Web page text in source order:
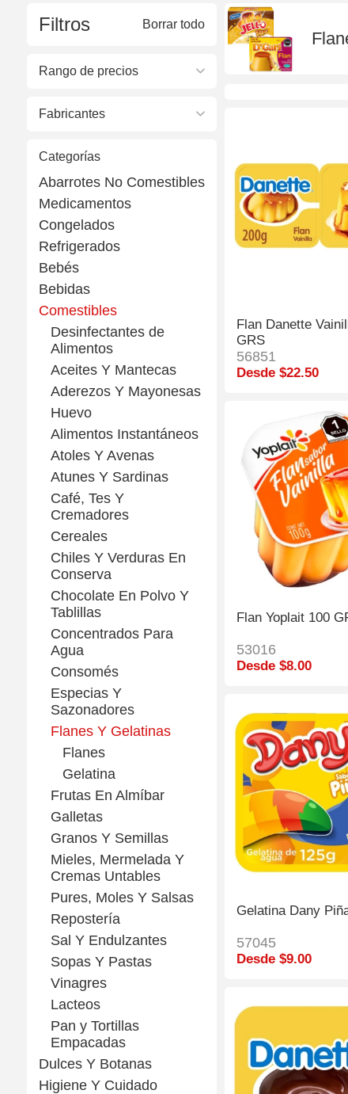
Filtros Borrar todo
Rango de precios
Fabricantes
Categorías
Abarrotes No Comestibles
Medicamentos
Congelados
Refrigerados
Bebés
Bebidas
Comestibles
Desinfectantes de
Alimentos
Aceites Y Mantecas
Aderezos Y Mayonesas
Huevo
Alimentos Instantáneos
Atoles Y Avenas
Atunes Y Sardinas
Café, Tes Y
Cremadores
Cereales
Chiles Y Verduras En
Conserva
Chocolate En Polvo Y
Tablillas
Concentrados Para
Agua
Consomés
Especias Y
Sazonadores
Flanes Y Gelatinas
Flanes
Gelatina
Frutas En Almíbar
Galletas
Granos Y Semillas
Mieles, Mermelada Y
Cremas Untables
Pures, Moles Y Salsas
Repostería
Sal Y Endulzantes
Sopas Y Pastas
Vinagres
Lacteos
Pan y Tortillas
Empacadas
Dulces Y Botanas
Higiene Y Cuidado
Flan Danette
GRS
56851
Desde $22.50
Flan Yoplait 100
53016
Desde $8.00
Gelatina Dany
57045
Desde $9.00